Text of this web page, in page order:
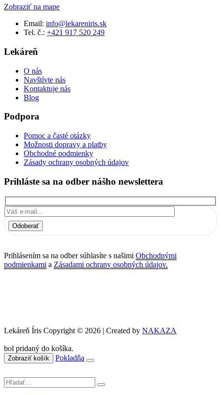
Zobraziť na mape
Email: info@lekareniris.sk
Tel. č.: +421 917 520 249
Lekáreň
O nás
Navštívte nás
Kontaktuje nás
Blog
Podpora
Pomoc a časté otázky
Možnosti dopravy a platby
Obchodné podmienky
Zásady ochrany osobných údajov
Prihláste sa na odber nášho newslettera
Odoberať
Prihlásením sa na odber súhlasíte s našimi Obchodnými
podmienkami a Zásadami ochrany osobných údajov.
Lekáreň Íris Copyright © 2026 | Created by NAKAZA
bol pridaný do košíka.
Zobraziť košík Pokladňa